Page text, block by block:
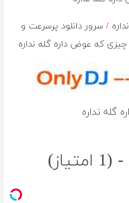
/سرور دانلود پرسرعت و
که عوض داره گله نداره
گله نداره